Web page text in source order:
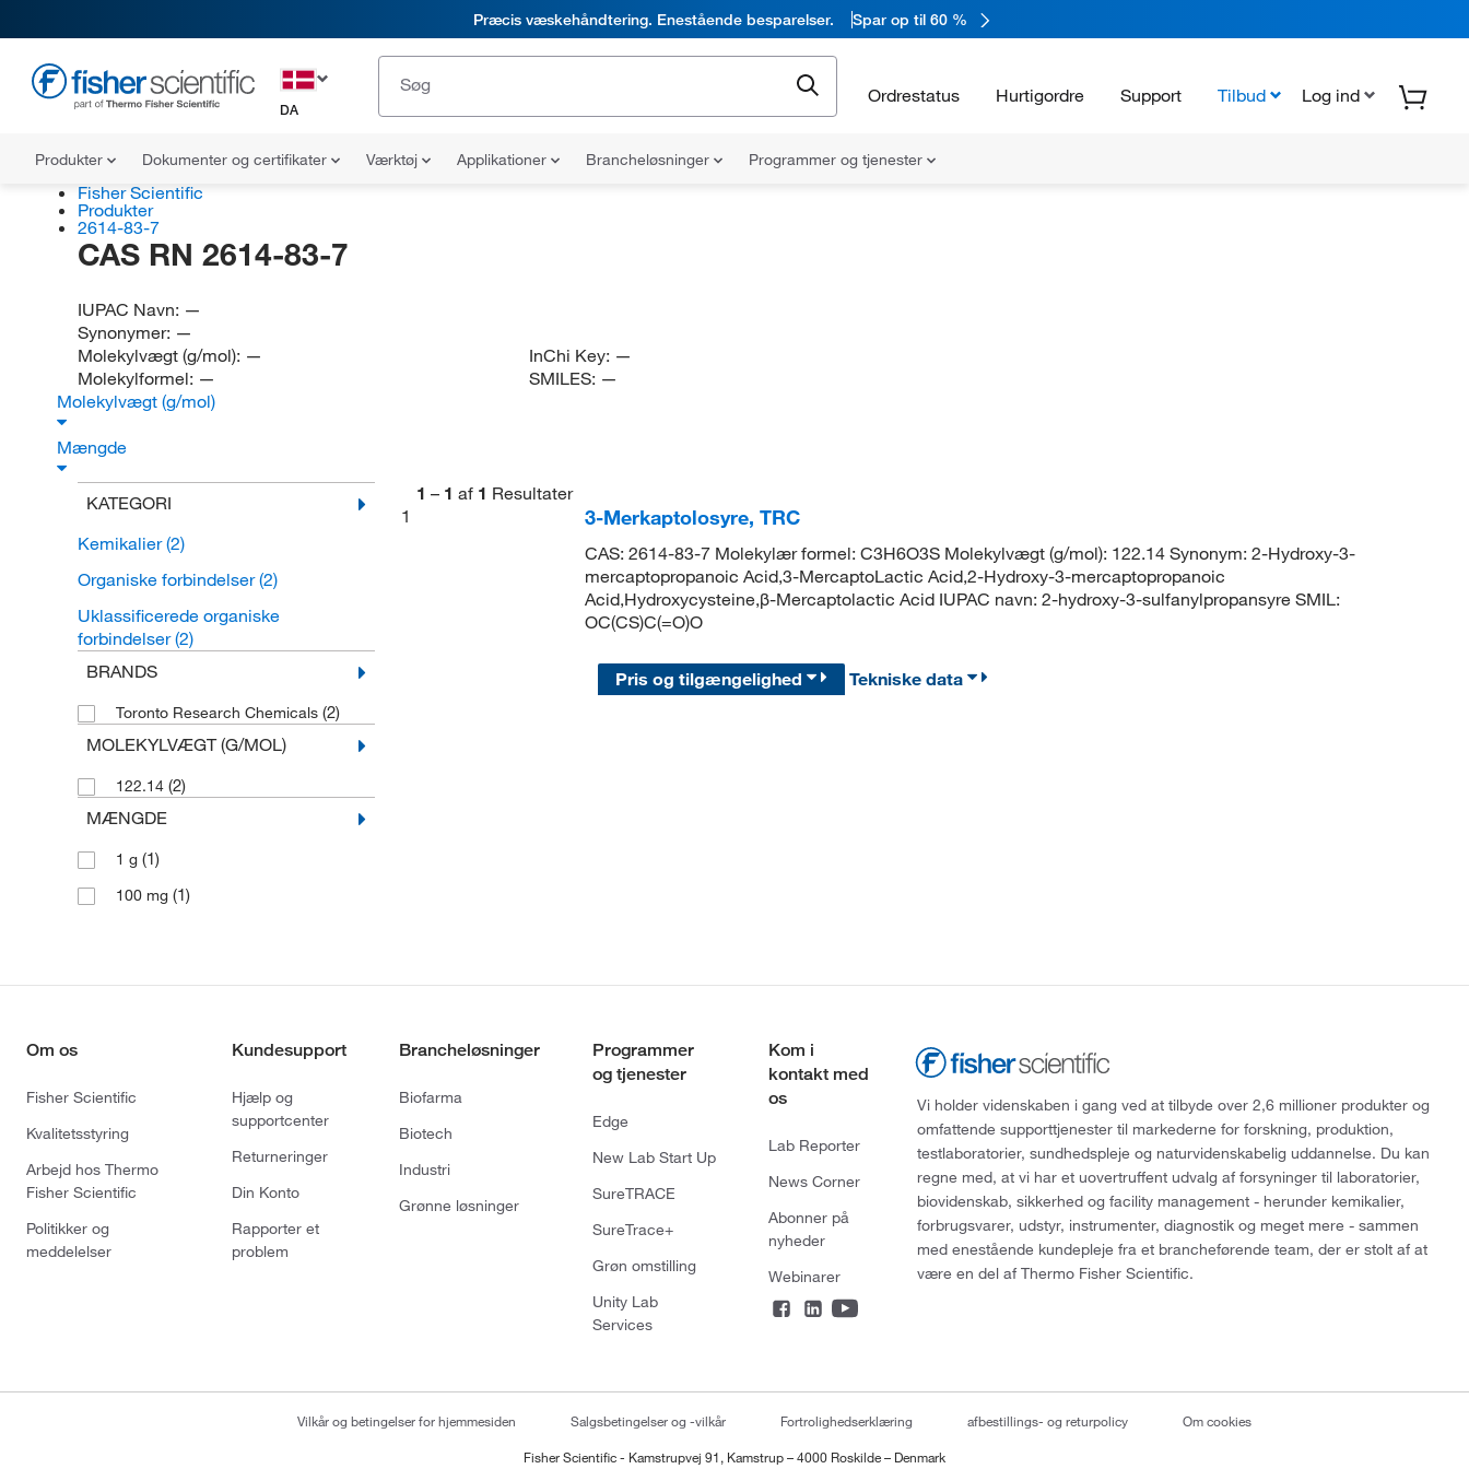
Præcis væskehåndtering. Enestående besparelser. Spar op til 60 %
DA
Ordrestatus Hurtigordre Support Tilbud Log ind
Produkter Dokumenter og certifikater Værktøj Applikationer Brancheløsninger Programmer og tjenester
Fisher Scientific
Produkter
2614-83-7
CAS RN 2614-83-7
IUPAC Navn: —
Synonymer: —
Molekylvægt (g/mol): —
Molekylformel: —
InChi Key: —
SMILES: —
Molekylvægt (g/mol)
Mængde
KATEGORI
Kemikalier(2)
Organiske forbindelser(2)
Uklassificerede organiske
forbindelser(2)
BRANDS
Toronto Research Chemicals (2)
MOLEKYLVÆGT (G/MOL)
122.14 (2)
MÆNGDE
1 g (1)
100 mg (1)
1 – 1 af 1 Resultater
1
3-Merkaptolosyre, TRC
CAS: 2614-83-7 Molekylær formel: C3H6O3S Molekylvægt (g/mol): 122.14 Synonym: 2-Hydroxy-3-
mercaptopropanoic Acid,3-MercaptoLactic Acid,2-Hydroxy-3-mercaptopropanoic
Acid,Hydroxycysteine,β-Mercaptolactic Acid IUPAC navn: 2-hydroxy-3-sulfanylpropansyre SMIL:
OC(CS)C(=O)O
Pris og tilgængelighed Tekniske data
Om os
Fisher Scientific
Kvalitetsstyring
Arbejd hos Thermo
Fisher Scientific
Politikker og
meddelelser
Kundesupport
Hjælp og
supportcenter
Returneringer
Din Konto
Rapporter et
problem
Brancheløsninger
Biofarma
Biotech
Industri
Grønne løsninger
Programmer
og tjenester
Edge
New Lab Start Up
SureTRACE
SureTrace+
Grøn omstilling
Unity Lab
Services
Kom i
kontakt med
os
Lab Reporter
News Corner
Abonner på
nyheder
Webinarer
Vi holder videnskaben i gang ved at tilbyde over 2,6 millioner produkter og
omfattende supporttjenester til markederne for forskning, produktion,
testlaboratorier, sundhedspleje og naturvidenskabelig uddannelse. Du kan
regne med, at vi har et uovertruffent udvalg af forsyninger til laboratorier,
biovidenskab, sikkerhed og facility management - herunder kemikalier,
forbrugsvarer, udstyr, instrumenter, diagnostik og meget mere - sammen
med enestående kundepleje fra et brancheførende team, der er stolt af at
være en del af Thermo Fisher Scientific.
Vilkår og betingelser for hjemmesiden Salgsbetingelser og -vilkår Fortrolighedserklæring afbestillings- og returpolicy Om cookies
Fisher Scientific - Kamstrupvej 91, Kamstrup – 4000 Roskilde – Denmark